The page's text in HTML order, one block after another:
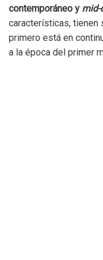
contemporáneo y mid-
características, tienen
primero está en
a la época del primer